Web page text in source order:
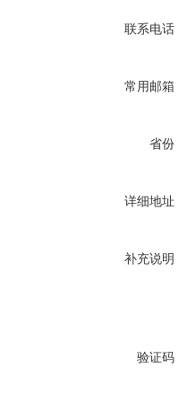
联系电话
常用邮箱
省份
详细地址
补充说明
验证码